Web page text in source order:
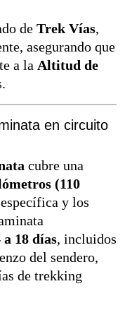
de Trek Vías,
asegurando que
a la Altitud de
en circuito
cubre una
(110
y los
a 18 días, incluidos
del sendero,
de trekking